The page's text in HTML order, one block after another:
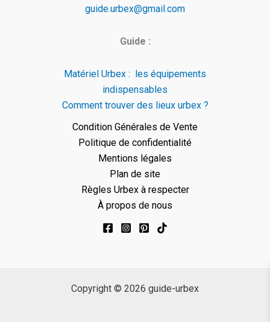
guide.urbex@gmail.com
Guide :
Matériel Urbex : les équipements
indispensables
Comment trouver des lieux urbex ?
Condition Générales de Vente
Politique de confidentialité
Mentions légales
Plan de site
Règles Urbex à respecter
À propos de nous
Copyright © 2026 guide-urbex